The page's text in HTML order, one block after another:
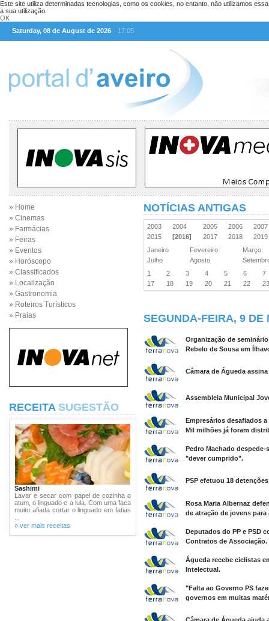
Este site utiliza determinadas tecnologias, como os cookies, no entanto, não utilizamos
a sua utilização.
OK
Saturday, 08 de August de 2026
17:05
» Home
» Cinemas
» Farmácias
» Feiras
» Eventos
» Horóscopo
» Classificados
» Localização
» Gastronomia
» Roteiros Turísticos
» Praias
RECEITA SUGESTÃO
Sashimi
Lavar e secar com papel de cozinha o
atum, o linguado e a lula. Com uma faca
muito afiada cortar o linguado em fatias
» ver mais receitas
NOTÍCIAS ANTIGAS
2003 2004 2005 2006
2015
[2016] 2017 2018
Janeiro
Fevereiro
Março
Julho
Agosto
1
2 3 4 5 6
7
17
18 19 20 21 22
SEGUNDA-FEIRA, 9 DE
Organização de
Rebelo de Sousa em
Câmara de Águeda
Assembleia Municipal
Empresários desafiados
Mil milhões já foram
Pedro Machado
"dever cumprido".
PSP efetuou 18
Rosa Maria Albernaz
de atração de jovens para
Deputados do PP e PSD
Contratos de Associação.
Águeda recebe ciclistas
Intelectual.
"Falta ao Governo PS
governos em muitas